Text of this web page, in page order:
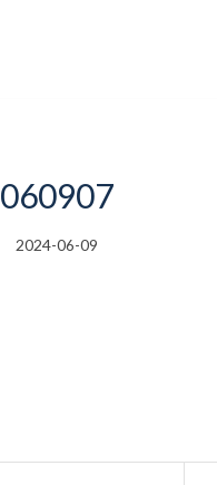
060907
2024-06-09